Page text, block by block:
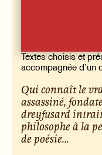
Textes choisis et
accompagnée d’un
Qui connaît le
assassiné,
dreyfusard
philosophe à la
de poésie...